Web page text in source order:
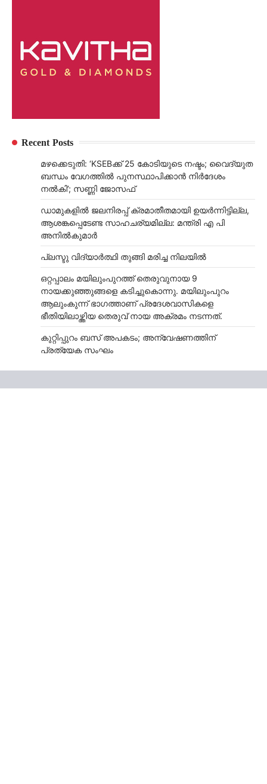
Recent Posts
മഴക്കെടുതി: ‘KSEBക്ക് 25 കോടിയുടെ നഷ്ടം; വൈദ്യുത
ബന്ധം വേഗത്തിൽ പുനസ്ഥാപിക്കാൻ നിർ​ദേശം
നൽകി’; സണ്ണി ജോസഫ്
ഡാമുകളില്‍ ജലനിരപ്പ് ക്രമാതീതമായി ഉയര്‍ന്നിട്ടില്ല,
ആശങ്കപ്പെടേണ്ട സാഹചര്യമില്ല: മന്ത്രി എ പി
അനില്‍കുമാര്‍
പ്ലസ്ടു വിദ്യാർത്ഥി തുങ്ങി മരിച്ച നിലയിൽ
ഒറ്റപ്പാലം മയിലുംപുറത്ത് തെരുവുനായ 9
നായക്കുഞ്ഞുങ്ങളെ കടിച്ചുകൊന്നു. മയിലുംപുറം
ആലുംകുന്ന് ഭാഗത്താണ് പ്രദേശവാസികളെ
ഭീതിയിലാഴ്ത്തിയ തെരുവ് നായ അക്രമം നടന്നത്.
കുറ്റിപ്പുറം ബസ് അപകടം; അന്വേഷണത്തിന്
പ്രത്യേക സംഘം